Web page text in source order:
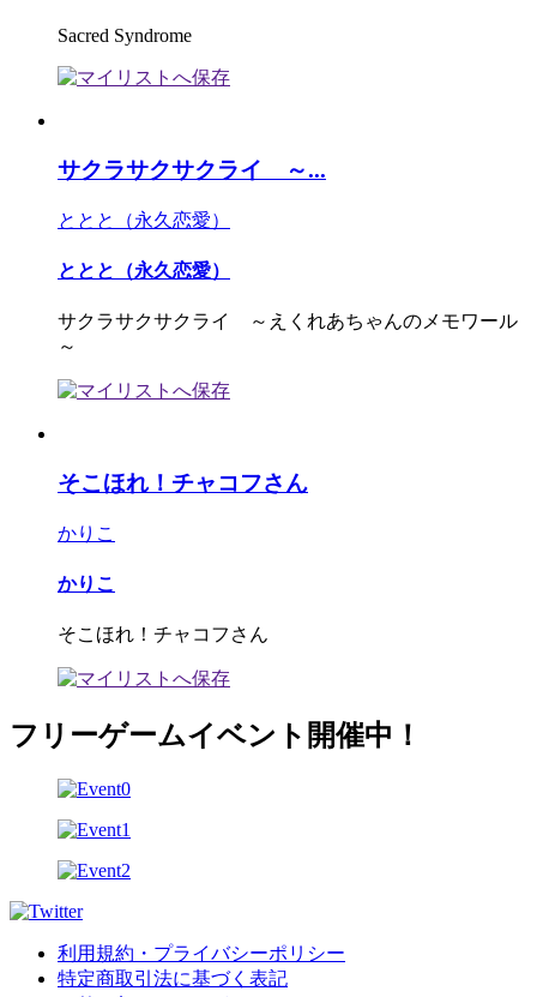
Sacred Syndrome
サクラサクサクライ ～...
ととと（永久恋愛）
ととと（永久恋愛）
サクラサクサクライ ～えくれあちゃんのメモワール
～
そこほれ！チャコフさん
かりこ
かりこ
そこほれ！チャコフさん
フリーゲームイベント開催中！
利用規約・プライバシーポリシー
特定商取引法に基づく表記